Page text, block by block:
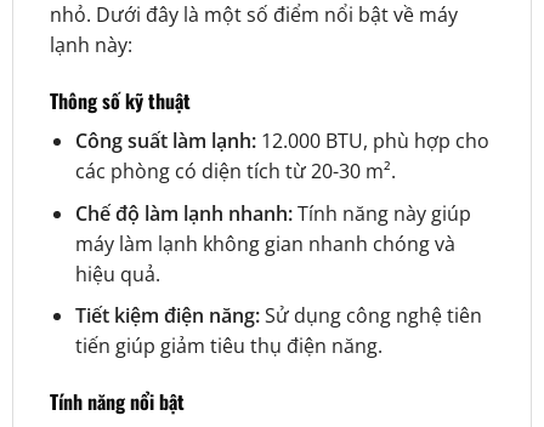
nhỏ. Dưới đây là một số điểm nổi bật về máy
lạnh này:
Thông số kỹ thuật
Công suất làm lạnh:12.000 BTU, phù hợp cho
các phòng có diện tích từ 20-30 m².
Chế độ làm lạnh nhanh:Tính năng này giúp
máy làm lạnh không gian nhanh chóng và
hiệu quả.
Tiết kiệm điện năng:Sử dụng công nghệ tiên
tiến giúp giảm tiêu thụ điện năng.
Tính năng nổi bật